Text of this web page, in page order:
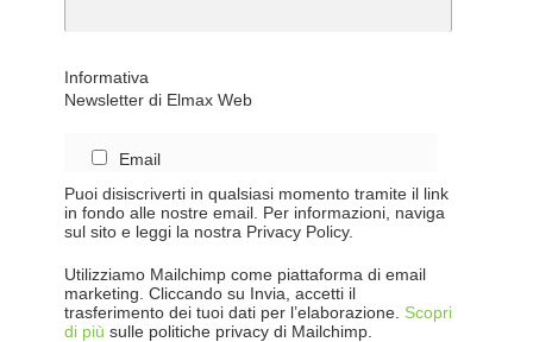
Informativa
Newsletter di Elmax Web
Email
Puoi disiscriverti in qualsiasi momento tramite il link
in fondo alle nostre email. Per informazioni, naviga
sul sito e leggi la nostra Privacy Policy.
Utilizziamo Mailchimp come piattaforma di email
marketing. Cliccando su Invia, accetti il
trasferimento dei tuoi dati per l’elaborazione. Scopri
di più sulle politiche privacy di Mailchimp.